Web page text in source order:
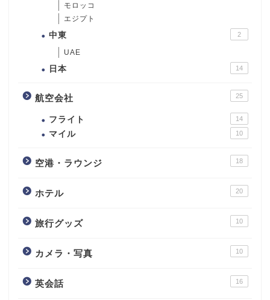
モロッコ
エジプト
中東 2
UAE
日本 14
航空会社 25
フライト 14
マイル 10
空港・ラウンジ 18
ホテル 20
旅行グッズ 10
カメラ・写真 10
英会話 16